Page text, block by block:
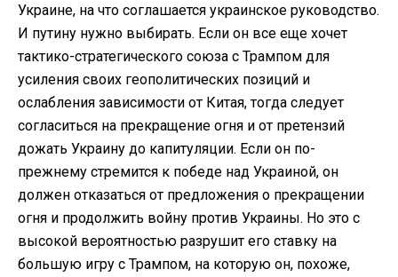
Украине, на что соглашается украинское руководство.
И путину нужно выбирать. Если он все еще хочет
тактико-стратегического союза с Трампом для
усиления своих геополитических позиций и
ослабления зависимости от Китая, тогда следует
согласиться на прекращение огня и от претензий
дожать Украину до капитуляции. Если он по-
прежнему стремится к победе над Украиной, он
должен отказаться от предложения о прекращении
огня и продолжить войну против Украины. Но это с
высокой вероятностью разрушит его ставку на
большую игру с Трампом, на которую он, похоже,